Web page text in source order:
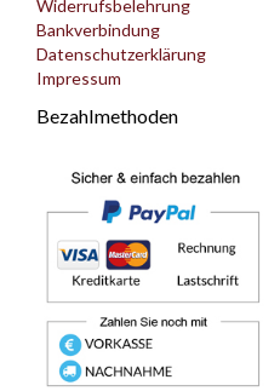
Widerrufsbelehrung
Bankverbindung
Datenschutzerklärung
Impressum
Bezahlmethoden